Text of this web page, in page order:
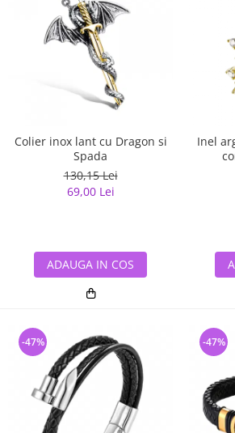
Colier inox lant cu Dragon si
Spada
130,15 Lei
69,00 Lei
ADAUGA IN COS
Inel
-47% -47%